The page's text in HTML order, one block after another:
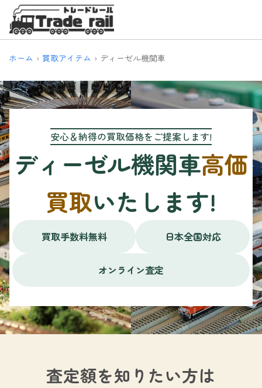
ホーム 買取アイテム ディーゼル機関車
安心＆納得の買取価格をご提案します!
ディーゼル機関車高価
買取いたします!
買取手数料無料 日本全国対応
オンライン査定
査定額を知りたい方は